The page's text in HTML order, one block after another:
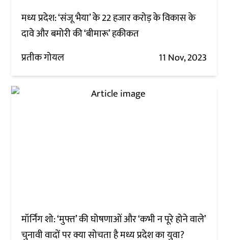
मध्य प्रदेश: ‘संजू भैया’ के 22 हजार करोड़ के विकास के
दावे और बमोरी की ‘बीमारू’ हकीकत
प्रतीक गोयल
11 Nov, 2023
मॉर्निंग शो: ‘मुफ्त’ की घोषणाओं और ‘कभी न पूरे होने वाले’
चुनावी वादों पर क्या सोचता है मध्य प्रदेश का युवा?